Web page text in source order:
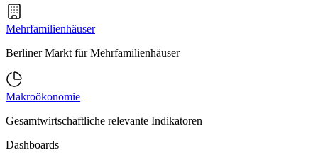
Mehrfamilienhäuser
Berliner Markt für Mehrfamilienhäuser
Makroökonomie
Gesamtwirtschaftliche relevante Indikatoren
Dashboards